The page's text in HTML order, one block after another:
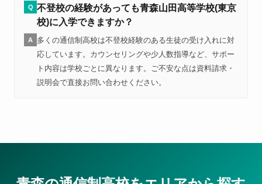
Q 不登校の経験があっても青森山田高等学校(東京
校)に入学できますか？
A
多くの通信制高校は不登校経験のある生徒の受け入れに対
応しています。カウンセリングや少人数指導など、サポー
ト内容は学校ごとに異なります。ご不安な点は資料請求・
説明会で直接お問い合わせください。